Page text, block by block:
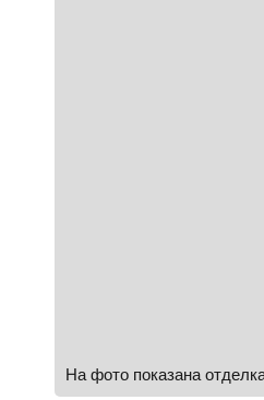
На фото показана